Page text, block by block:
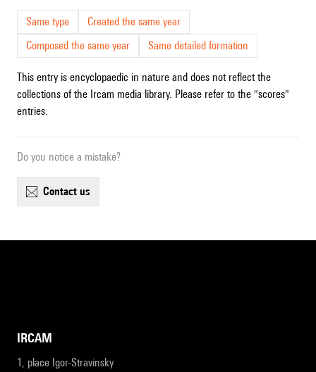
Same type
Created the same year
Composed the same year
Same detailed formation
This entry is encyclopaedic in nature and does not reflect the
collections of the Ircam media library. Please refer to the "scores"
entries.
Do you notice a mistake?
contact us
IRCAM
1, place Igor-Stravinsky